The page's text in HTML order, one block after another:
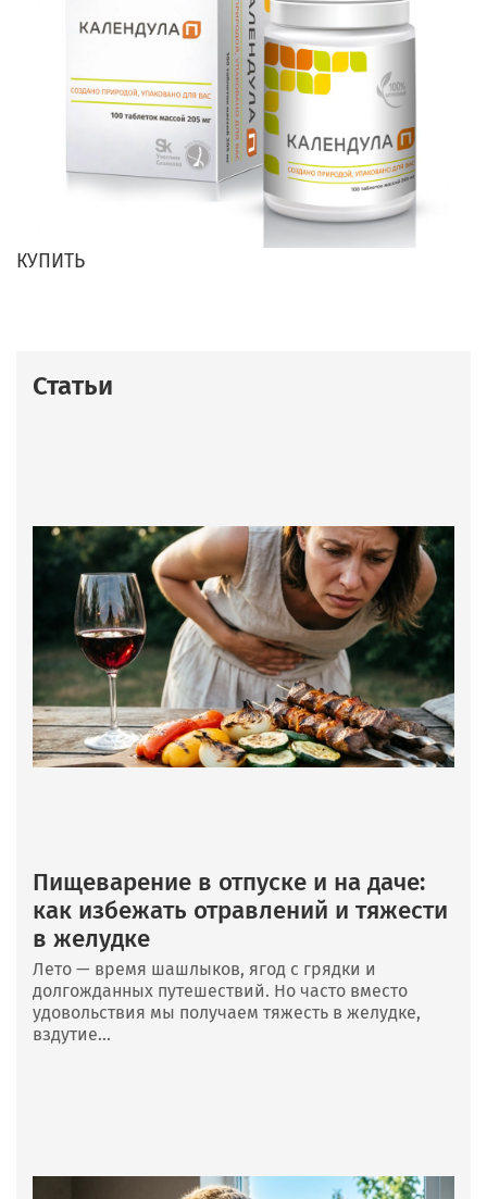
КУПИТЬ
Статьи
Пищеварение в отпуске и на даче:
как избежать отравлений и тяжести
в желудке
Лето — время шашлыков, ягод с грядки и
долгожданных путешествий. Но часто вместо
удовольствия мы получаем тяжесть в желудке,
вздутие...